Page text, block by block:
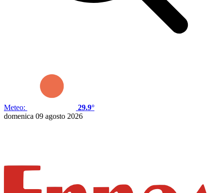
Meteo:
29.9°
domenica 09 agosto 2026